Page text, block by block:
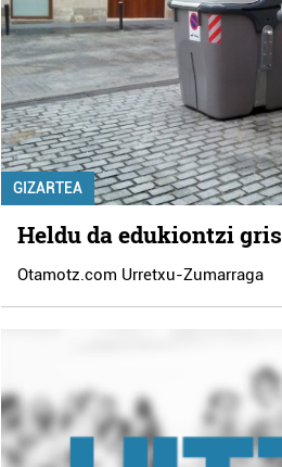
GIZARTEA
Heldu da edukiontzi
Otamotz.com Urretxu-Zumarraga